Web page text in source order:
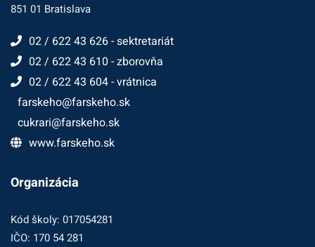
851 01 Bratislava
02 / 622 43 626 - sektretariát
02 / 622 43 610 - zborovňa
02 / 622 43 604 - vrátnica
farskeho@farskeho.sk
cukrari@farskeho.sk
www.farskeho.sk
Organizácia
Kód školy: 017054281
IČO: 170 54 281